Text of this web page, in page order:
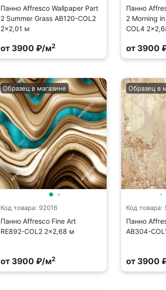
Панно Affresco Wallpaper Part
2 Summer Grass AB120-COL2
2x2,01 м
от 3900 ₽/м2
Панно
2 Morning
COL4
от 3900
Код товара: 92016
Панно Affresco Fine Art
RE892-COL2 2x2,68 м
Образец в магазине
от 3900 ₽/м2
Код товара:
Панно
AB304-
Образец в
от 3900